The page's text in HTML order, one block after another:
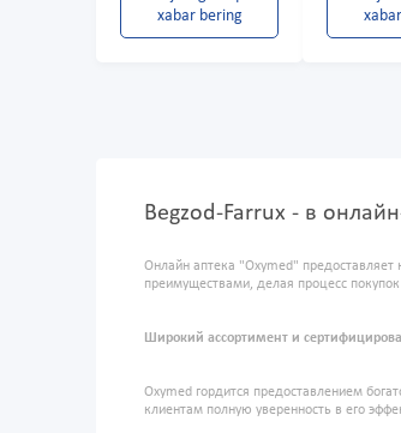
xabar bering
Begzod-Farrux - в
Онлайн аптека "Oxymed" предоставляет
преимуществами, делая процесс
Широкий ассортимент и
Oxymed гордится предоставлением
клиентам полную уверенность в его